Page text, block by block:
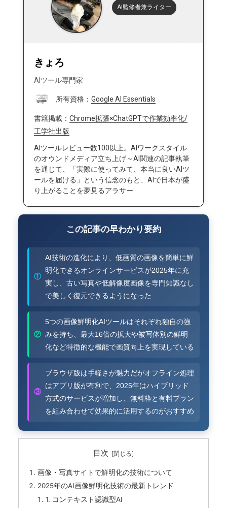
AI監修者兼ライター
きょろ
AIツール専門家
所有資格： Google AI Essentials
書籍掲載： Chrome拡張×ChatGPTで作業効率化/
工学社出版
AIツールレビュー数100以上。AIワークスタイル
のオウンドメディア立ち上げ～AI関連の記事執筆
を通じて、「実際に使ってみて、本当に良いAIツ
ールを届ける」という信念のもと、AIで日本が盛
り上がることを夢見るアラサー
この記事の早わかり要約
①
AI技術の進化により、低画質の画像を簡単に鮮
明化できるオンラインサービスが2025年に充
実し、古い写真や低解像度画像を専門知識なし
で美しく復元できるようになった
②
5つの画像鮮明化AIツールはそれぞれ独自の強
みを持ち、最大16倍の拡大や被写体別の鮮明
化など特徴的な機能で画質向上を実現している
③
ブラウザ版は手軽さが魅力だがオフライン処理
はアプリ版が有利で、2025年はハイブリッド
方式のサービスが増加し、無料枠と有料プラン
を組み合わせて効果的に活用するのがおすすめ
目次
画像・写真サイトで鮮明化の技術について
2025年のAI画像鮮明化技術の最新トレンド
1. コンテキスト認識型AI